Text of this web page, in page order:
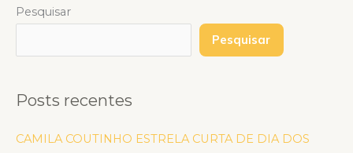
Pesquisar
Pesquisar
Posts recentes
CAMILA COUTINHO ESTRELA CURTA DE DIA DOS